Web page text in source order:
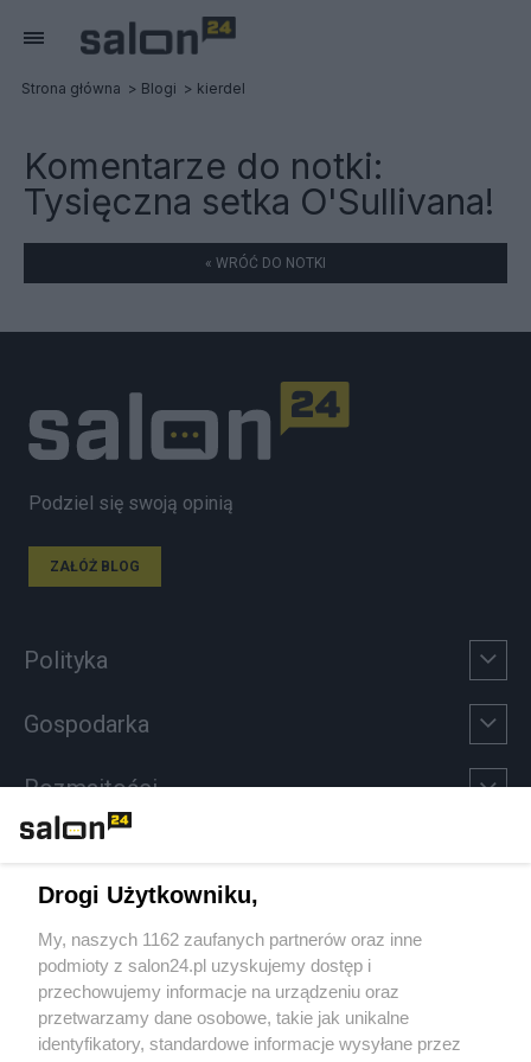
Strona główna Blogi kierdel
Komentarze do notki:
Tysięczna setka O'Sullivana!
« WRÓĆ DO NOTKI
Podziel się swoją opinią
ZAŁÓŻ BLOG
Polityka
Gospodarka
Rozmaitości
Sport
Społeczeństwo
Kultura
Drogi Użytkowniku,
My, naszych 1162 zaufanych partnerów oraz inne
podmioty z salon24.pl uzyskujemy dostęp i
przechowujemy informacje na urządzeniu oraz
przetwarzamy dane osobowe, takie jak unikalne
identyfikatory, standardowe informacje wysyłane przez